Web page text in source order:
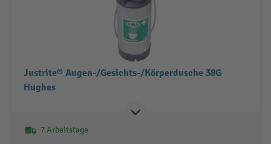
Justrite® Augen-/Gesichts-/Körperdusche 38G
Hughes
7 Arbeitstage